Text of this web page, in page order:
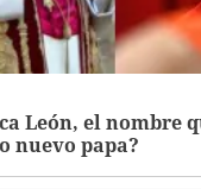
León, el nombre
nuevo papa?